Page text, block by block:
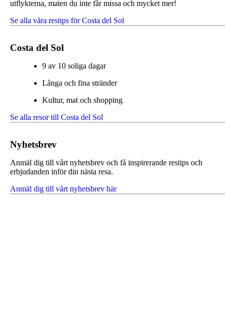
utflykterna, maten du inte får missa och mycket mer!
Se alla våra restips för Costa del Sol
Costa del Sol
9 av 10 soliga dagar
Långa och fina stränder
Kultur, mat och shopping
Se alla resor till Costa del Sol
Nyhetsbrev
Anmäl dig till vårt nyhetsbrev och få inspirerande restips och
erbjudanden inför din nästa resa.
Anmäl dig till vårt nyhetsbrev här